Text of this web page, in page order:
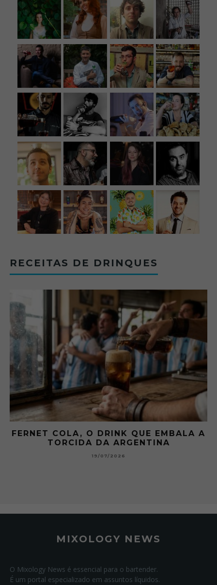
RECEITAS DE DRINQUES
GIBSON: O PICLES QUE MUDOU A
HISTÓRIA DOS MARTINI
15/07/2026
MIXOLOGY NEWS
O Mixology News é essencial para o bartender.
É um portal especializado em assuntos líquidos.